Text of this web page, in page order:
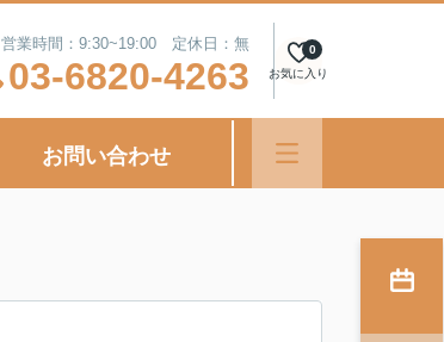
営業時間：9:30~19:00 定休日：無
03-6820-4263 お気に入り
0
お問い合わせ